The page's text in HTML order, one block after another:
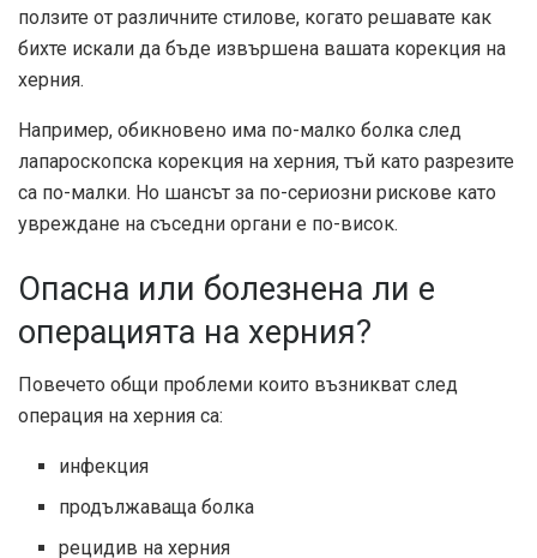
ползите от различните стилове, когато решавате как
бихте искали да бъде извършена вашата корекция на
херния.
Например, обикновено има по-малко болка след
лапароскопска корекция на херния, тъй като разрезите
са по-малки. Но шансът за по-сериозни рискове като
увреждане на съседни органи е по-висок.
Опасна или болезнена ли е
операцията на херния?
Повечето общи проблеми които възникват след
операция на херния са:
инфекция
продължаваща болка
рецидив на херния